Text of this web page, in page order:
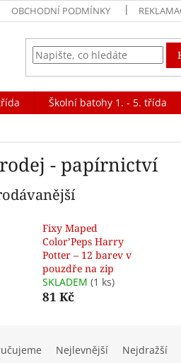
OBCHODNÍ PODMÍNKY
Školní batohy 1. - 5. třída
- papírnictví
Fixy Maped
Color’Peps Harry
Potter – 12 barev v
pouzdře na zip
SKLADEM (1 ks)
81 Kč
Nejlevnější Nejdražší